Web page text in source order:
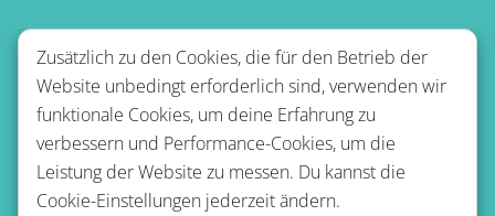
Nutzungsbestimmungen
Zusätzlich zu den Cookies, die für den Betrieb der
Website unbedingt erforderlich sind, verwenden wir
funktionale Cookies, um deine Erfahrung zu
verbessern und Performance-Cookies, um die
Leistung der Website zu messen. Du kannst die
Cookie-Einstellungen jederzeit ändern.